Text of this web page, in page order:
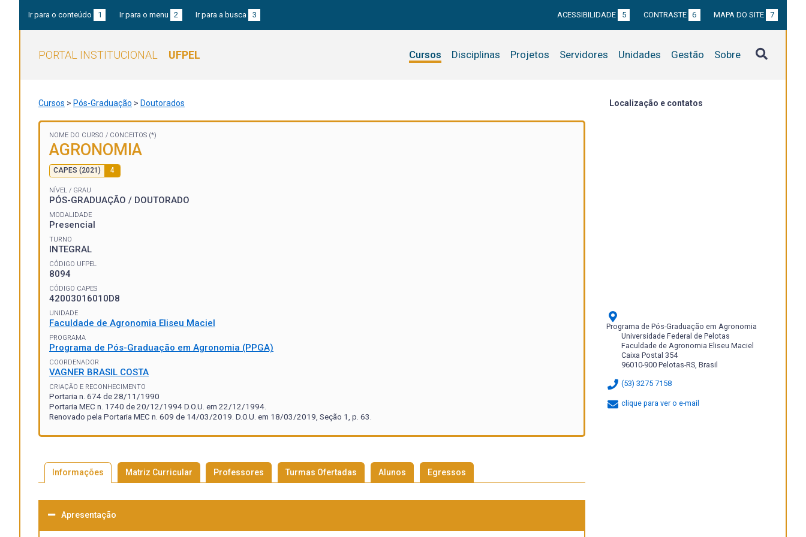
Ir para o conteúdo 1 Ir para o menu 2 Ir para a busca 3 ACESSIBILIDADE 5 CONTRASTE 6 MAPA DO SITE 7
PORTAL INSTITUCIONAL UFPEL Cursos Disciplinas Projetos Servidores Unidades Gestão Sobre
Cursos > Pós-Graduação > Doutorados
NOME DO CURSO / CONCEITOS (*)
AGRONOMIA
CAPES (2021) 4
NÍVEL / GRAU
PÓS-GRADUAÇÃO / DOUTORADO
MODALIDADE
Presencial
TURNO
INTEGRAL
CÓDIGO UFPEL
8094
CÓDIGO CAPES
42003016010D8
UNIDADE
Faculdade de Agronomia Eliseu Maciel
PROGRAMA
Programa de Pós-Graduação em Agronomia (PPGA)
COORDENADOR
VAGNER BRASIL COSTA
CRIAÇÃO E RECONHECIMENTO
Portaria n. 674 de 28/11/1990
Portaria MEC n. 1740 de 20/12/1994 D.O.U. em 22/12/1994.
Renovado pela Portaria MEC n. 609 de 14/03/2019. D.O.U. em 18/03/2019, Seção 1, p. 63.
Informações Matriz Curricular Professores Turmas Ofertadas Alunos Egressos
Apresentação
Localização e contatos
Programa de Pós-Graduação em Agronomia
Universidade Federal de Pelotas
Faculdade de Agronomia Eliseu Maciel
Caixa Postal 354
96010-900 Pelotas-RS, Brasil
(53) 3275 7158
clique para ver o e-mail